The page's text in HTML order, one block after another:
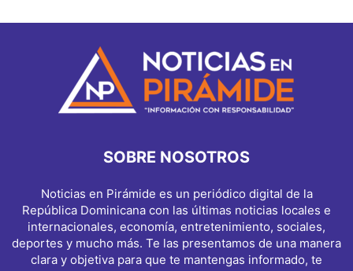
SOBRE NOSOTROS
Noticias en Pirámide es un periódico digital de la
República Dominicana con las últimas noticias locales e
internacionales, economía, entretenimiento, sociales,
deportes y mucho más. Te las presentamos de una manera
clara y objetiva para que te mantengas informado, te